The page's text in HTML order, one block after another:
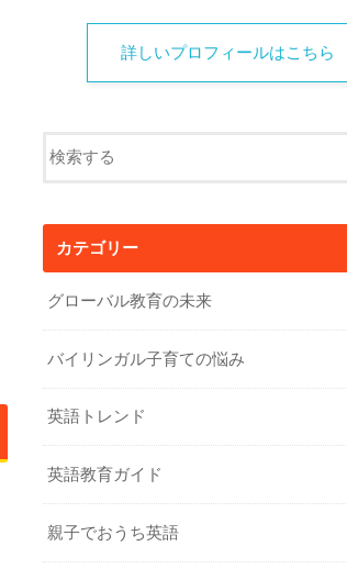
詳しいプロフィールはこちら
カテゴリー
グローバル教育の未来
バイリンガル子育ての悩み
英語トレンド
英語教育ガイド
親子でおうち英語